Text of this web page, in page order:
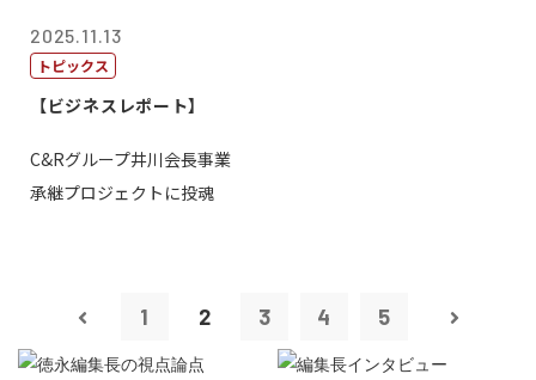
2025.11.13
トピックス
【ビジネスレポート】
C&Rグループ井川会長事業
承継プロジェクトに投魂
1 2 3 4 5